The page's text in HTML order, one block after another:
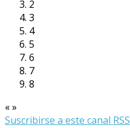
2
3
4
5
6
7
8
«»
Suscribirse a este canal RSS